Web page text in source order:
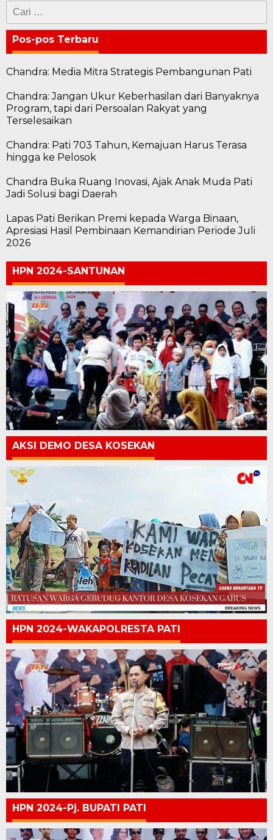
Cari
untuk:
Pos-pos Terbaru
Chandra: Media Mitra Strategis Pembangunan Pati
Chandra: Jangan Ukur Keberhasilan dari Banyaknya
Program, tapi dari Persoalan Rakyat yang
Terselesaikan
Chandra: Pati 703 Tahun, Kemajuan Harus Terasa
hingga ke Pelosok
Chandra Buka Ruang Inovasi, Ajak Anak Muda Pati
Jadi Solusi bagi Daerah
Lapas Pati Berikan Premi kepada Warga Binaan,
Apresiasi Hasil Pembinaan Kemandirian Periode Juli
2026
HPN 2024-SANTUNAN
AKSI DEMO DESA KOSEKAN
HPN 2024-WAKAPOLRESTA PATI
HPN 2024-Pj. BUPATI PATI